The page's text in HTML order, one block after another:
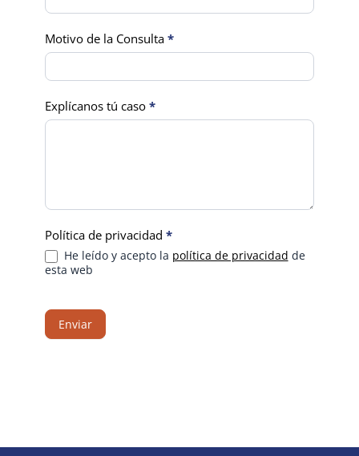
Motivo de la Consulta *
Explícanos tú caso *
Política de privacidad *
He leído y acepto la política de privacidad de
esta web
Enviar